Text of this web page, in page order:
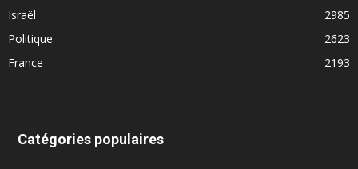
Israël
2985
Politique
2623
France
2193
Catégories populaires